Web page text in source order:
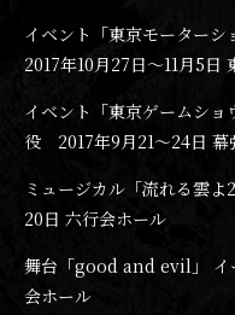
イベント「東京モーター
2017年10月27日〜11月5日
イベント「東京ゲームショ
役 2017年9月21〜24日 幕
ミュージカル「流れる雲
20日 六行会ホール
舞台「good and evil」 イ
会ホール